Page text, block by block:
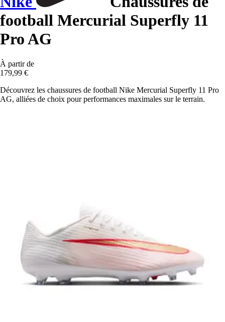
football Mercurial Superfly 11
Pro AG
À partir de
179,99 €
Découvrez les chaussures de football Nike Mercurial Superfly 11 Pro
AG, alliées de choix pour performances maximales sur le terrain.